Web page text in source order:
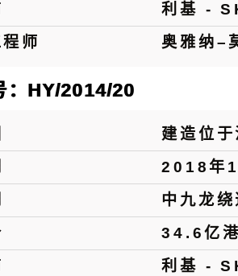
利基 -
师
奥雅纳–
：HY/2014/20
建造位
2018年
中九龙
34.6亿
利基 -